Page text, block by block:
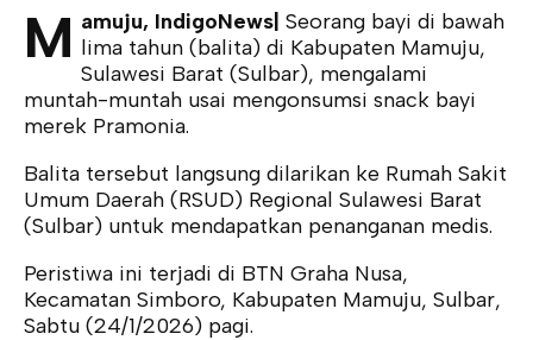
M amuju, IndigoNews| Seorang bayi di bawah
lima tahun (balita) di Kabupaten Mamuju,
Sulawesi Barat (Sulbar), mengalami
muntah-muntah usai mengonsumsi snack bayi
merek Pramonia.
Balita tersebut langsung dilarikan ke Rumah Sakit
Umum Daerah (RSUD) Regional Sulawesi Barat
(Sulbar) untuk mendapatkan penanganan medis.
Peristiwa ini terjadi di BTN Graha Nusa,
Kecamatan Simboro, Kabupaten Mamuju, Sulbar,
Sabtu (24/1/2026) pagi.